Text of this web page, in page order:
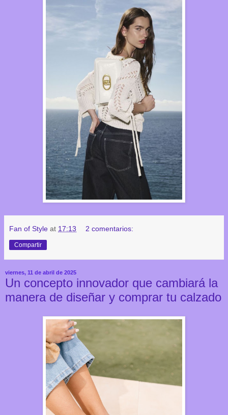
Fan of Style at 17:13 2 comentarios:
Compartir
viernes, 11 de abril de 2025
Un concepto innovador que cambiará la
manera de diseñar y comprar tu calzado